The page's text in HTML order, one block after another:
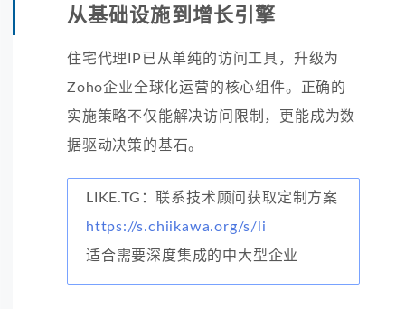
从基础设施到增长引擎
住宅代理IP已从单纯的访问工具，升级为
Zoho企业全球化运营的核心组件。正确的
实施策略不仅能解决访问限制，更能成为数
据驱动决策的基石。
LIKE.TG：联系技术顾问获取定制方案
https://s.chiikawa.org/s/li
适合需要深度集成的中大型企业